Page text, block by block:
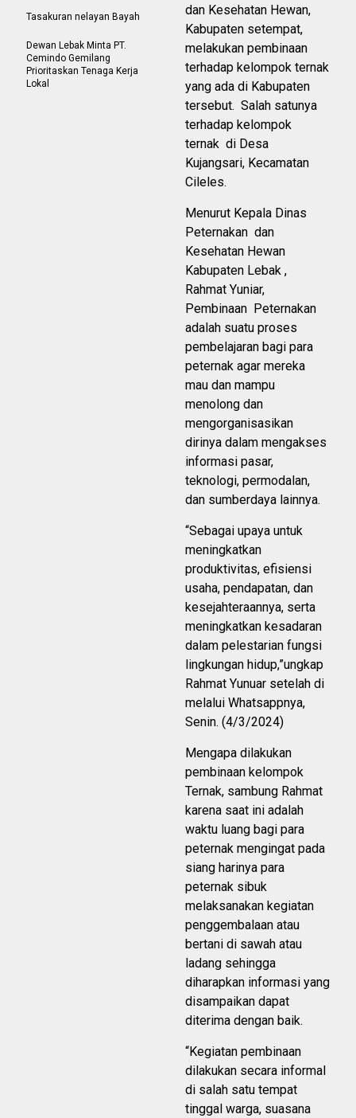
dan Kesehatan Hewan,
Kabupaten setempat,
melakukan pembinaan
terhadap kelompok ternak
yang ada di Kabupaten
tersebut. Salah satunya
terhadap kelompok
ternak di Desa
Kujangsari, Kecamatan
Cileles.
Menurut Kepala Dinas
Peternakan dan
Kesehatan Hewan
Kabupaten Lebak ,
Rahmat Yuniar,
Pembinaan Peternakan
adalah suatu proses
pembelajaran bagi para
peternak agar mereka
mau dan mampu
menolong dan
mengorganisasikan
dirinya dalam mengakses
informasi pasar,
teknologi, permodalan,
dan sumberdaya lainnya.
“Sebagai upaya untuk
meningkatkan
produktivitas, efisiensi
usaha, pendapatan, dan
kesejahteraannya, serta
meningkatkan kesadaran
dalam pelestarian fungsi
lingkungan hidup,”ungkap
Rahmat Yunuar setelah di
melalui Whatsappnya,
Senin. (4/3/2024)
Mengapa dilakukan
pembinaan kelompok
Ternak, sambung Rahmat
karena saat ini adalah
waktu luang bagi para
peternak mengingat pada
siang harinya para
peternak sibuk
melaksanakan kegiatan
penggembalaan atau
bertani di sawah atau
ladang sehingga
diharapkan informasi yang
disampaikan dapat
diterima dengan baik.
“Kegiatan pembinaan
dilakukan secara informal
di salah satu tempat
tinggal warga, suasana
Tasakuran nelayan Bayah
Dewan Lebak Minta PT.
Cemindo Gemilang
Prioritaskan Tenaga Kerja
Lokal